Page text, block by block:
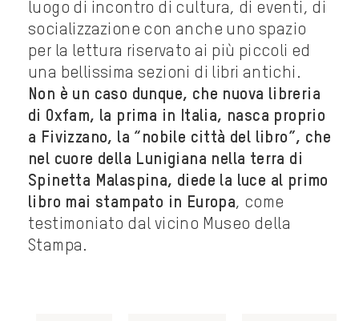
luogo di incontro di cultura, di eventi, di
socializzazione con anche uno spazio
per la lettura riservato ai più piccoli ed
una bellissima sezioni di libri antichi.
Non è un caso dunque, che nuova libreria
di Oxfam, la prima in Italia, nasca proprio
a Fivizzano, la “nobile città del libro”, che
nel cuore della Lunigiana nella terra di
Spinetta Malaspina, diede la luce al primo
libro mai stampato in Europa, come
testimoniato dal vicino Museo della
Stampa.